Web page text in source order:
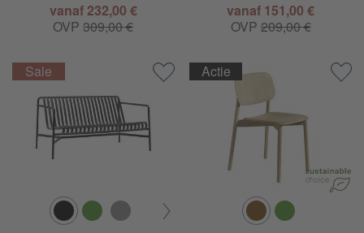
vanaf 232,00 €
OVP309,00 €
vanaf 151,00 €
OVP 209,00 €
Actie